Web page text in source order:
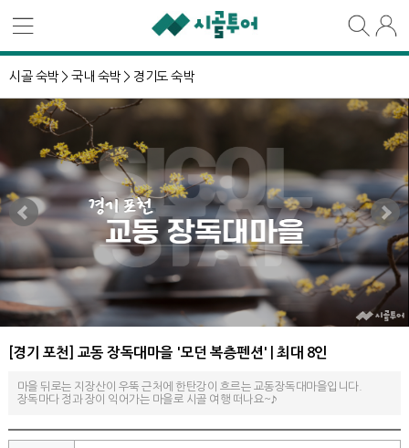
시골 숙박 > 국내 숙박 > 경기도 숙박
[경기 포천] 교동 장독대마을 '모던 복층펜션' | 최대 8인
마을 뒤로는 지장산이 우뚝 근처에 한탄강이 흐르는 교동장독대마을입니다.
장독마다 정과 장이 익어가는 마을로 시골 여행 떠나요~♪